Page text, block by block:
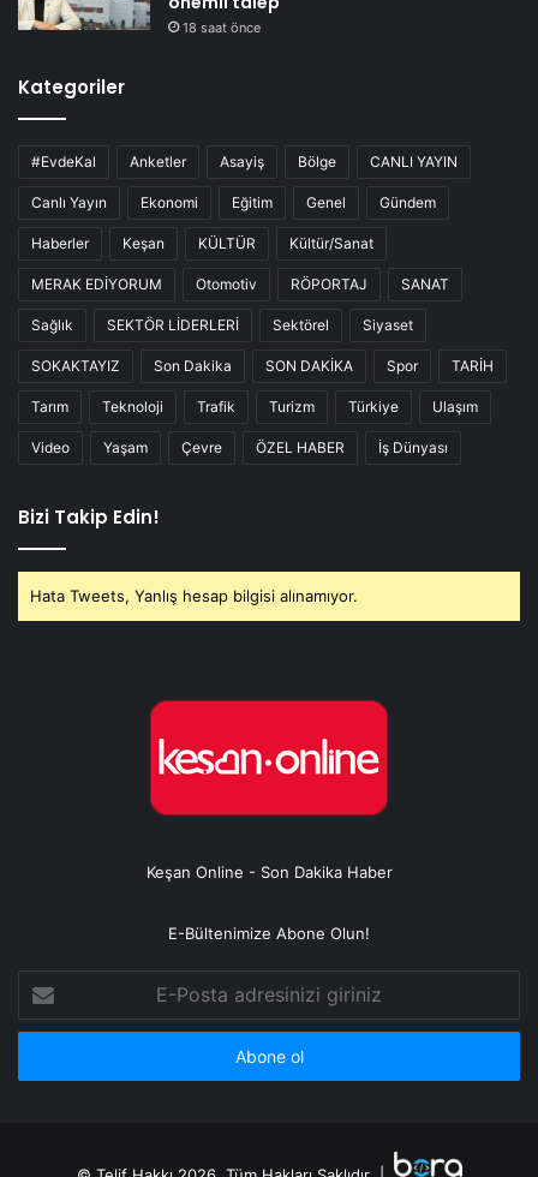
18 saat önce
Kategoriler
#EvdeKal Anketler Asayiş Bölge CANLI YAYIN
Canlı Yayın Ekonomi Eğitim Genel Gündem
Haberler Keşan KÜLTÜR Kültür/Sanat
MERAK EDİYORUM Otomotiv RÖPORTAJ SANAT
Sağlık SEKTÖR LİDERLERİ Sektörel Siyaset
SOKAKTAYIZ Son Dakika SON DAKİKA Spor TARİH
Tarım Teknoloji Trafik Turizm Türkiye Ulaşım
Video Yaşam Çevre ÖZEL HABER İş Dünyası
Bizi Takip Edin!
Hata Tweets, Yanlış hesap bilgisi alınamıyor.
Keşan Online - Son Dakika Haber
E-Bültenimize Abone Olun!
Posta
adresinizi